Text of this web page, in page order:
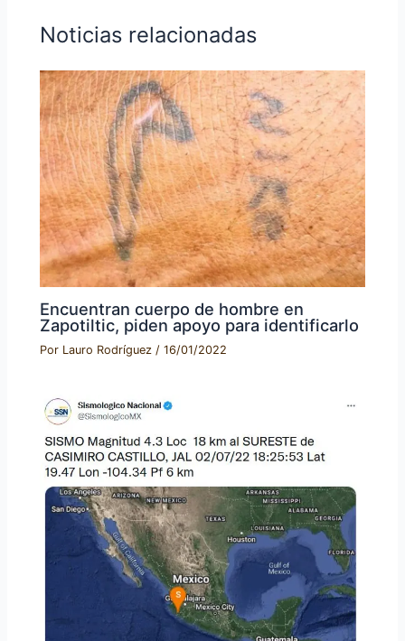
Noticias relacionadas
Encuentran cuerpo de hombre en
Zapotiltic, piden apoyo para identificarlo
Por Lauro Rodríguez /16/01/2022